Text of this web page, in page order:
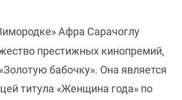
Афра Сарачоглу
престижных кинопремий,
бабочку». Она является
титула «Женщина года» по